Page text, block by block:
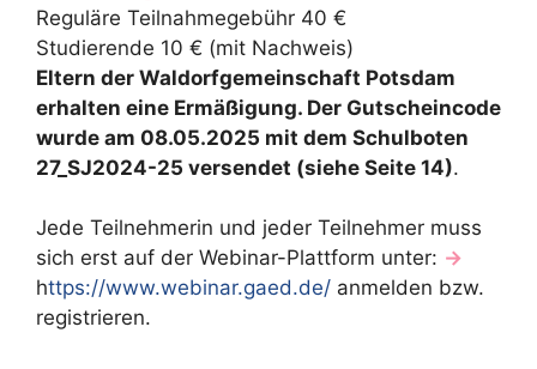
Reguläre Teilnahmegebühr 40 €
Studierende 10 € (mit Nachweis)
Eltern der Waldorfgemeinschaft Potsdam
erhalten eine Ermäßigung. Der Gutscheincode
wurde am 08.05.2025 mit dem Schulboten
27_SJ2024-25 versendet (siehe Seite 14).
Jede Teilnehmerin und jeder Teilnehmer muss
sich erst auf der Webinar-Plattform unter: →
https://www.webinar.gaed.de/ anmelden bzw.
registrieren.